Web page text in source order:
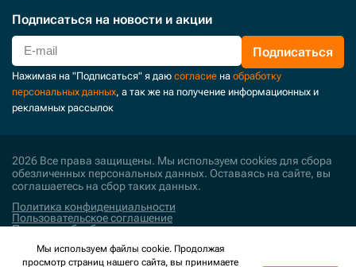
Подписаться на новости и акции
Подписаться
Нажимая на "Подписаться" я даю согласие на обработку
персональных данных, а так же на получение информационных и
рекламных рассылок
2026 Все права защищены. Мы используем cookies для сбора
обезличенных персональных данных. Оставаясь на сайте, вы
соглашаетесь на сбор таких данных.
Политика конфиденциальности
Пользовательское соглашение
Политика обработки персональных данных
Поддержка и развитие
Мы используем файлы cookie. Продолжая
просмотр страниц нашего сайта, вы принимаете